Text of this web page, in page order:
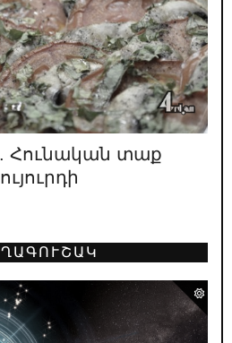
/ ՔԱՂԱՔԱԿԱՆ
աքսիոմատիկ
/ ԿԱՐԵՎՈՐ
բերած պատերազմների
թիվը՝ 4948
ԿԱՐԵՎՈՐ
«թուլանալու և հաճույք
/ ԿԱՐԵՎՈՐ
գնահատում է
դեր ունեցած 4 օղակների
Հունական տաք